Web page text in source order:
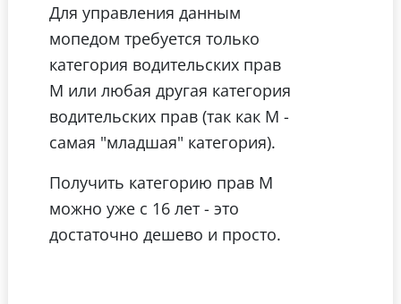
Для управления данным
мопедом требуется только
категория водительских прав
М или любая другая категория
водительских прав (так как М -
самая "младшая" категория).
Получить категорию прав М
можно уже с 16 лет - это
достаточно дешево и просто.